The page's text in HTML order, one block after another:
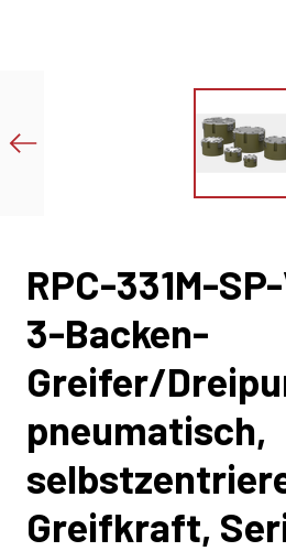
RPC-331M-
3-Backen-
Greifer/
pneumatisch,
Greifkraft,